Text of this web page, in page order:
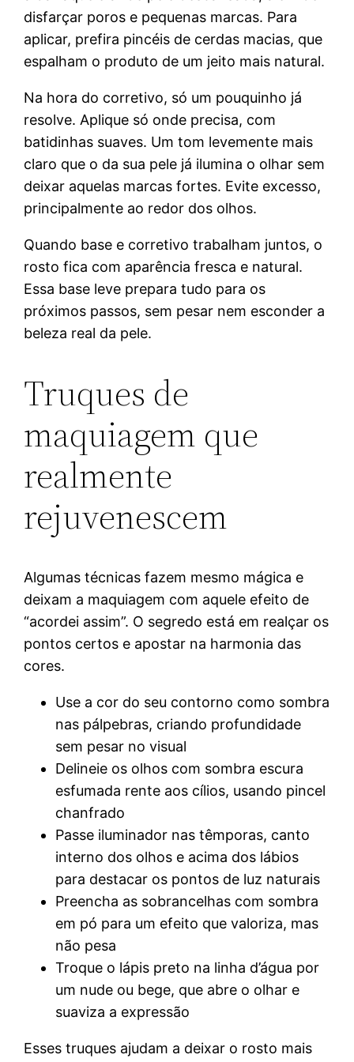
disfarçar poros e pequenas marcas. Para
aplicar, prefira pincéis de cerdas macias, que
espalham o produto de um jeito mais natural.
Na hora do corretivo, só um pouquinho já
resolve. Aplique só onde precisa, com
batidinhas suaves. Um tom levemente mais
claro que o da sua pele já ilumina o olhar sem
deixar aquelas marcas fortes. Evite excesso,
principalmente ao redor dos olhos.
Quando base e corretivo trabalham juntos, o
rosto fica com aparência fresca e natural.
Essa base leve prepara tudo para os
próximos passos, sem pesar nem esconder a
beleza real da pele.
Truques de
maquiagem que
realmente
rejuvenescem
Algumas técnicas fazem mesmo mágica e
deixam a maquiagem com aquele efeito de
“acordei assim”. O segredo está em realçar os
pontos certos e apostar na harmonia das
cores.
Use a cor do seu contorno como sombra
nas pálpebras, criando profundidade
sem pesar no visual
Delineie os olhos com sombra escura
esfumada rente aos cílios, usando pincel
chanfrado
Passe iluminador nas têmporas, canto
interno dos olhos e acima dos lábios
para destacar os pontos de luz naturais
Preencha as sobrancelhas com sombra
em pó para um efeito que valoriza, mas
não pesa
Troque o lápis preto na linha d’água por
um nude ou bege, que abre o olhar e
suaviza a expressão
Esses truques ajudam a deixar o rosto mais